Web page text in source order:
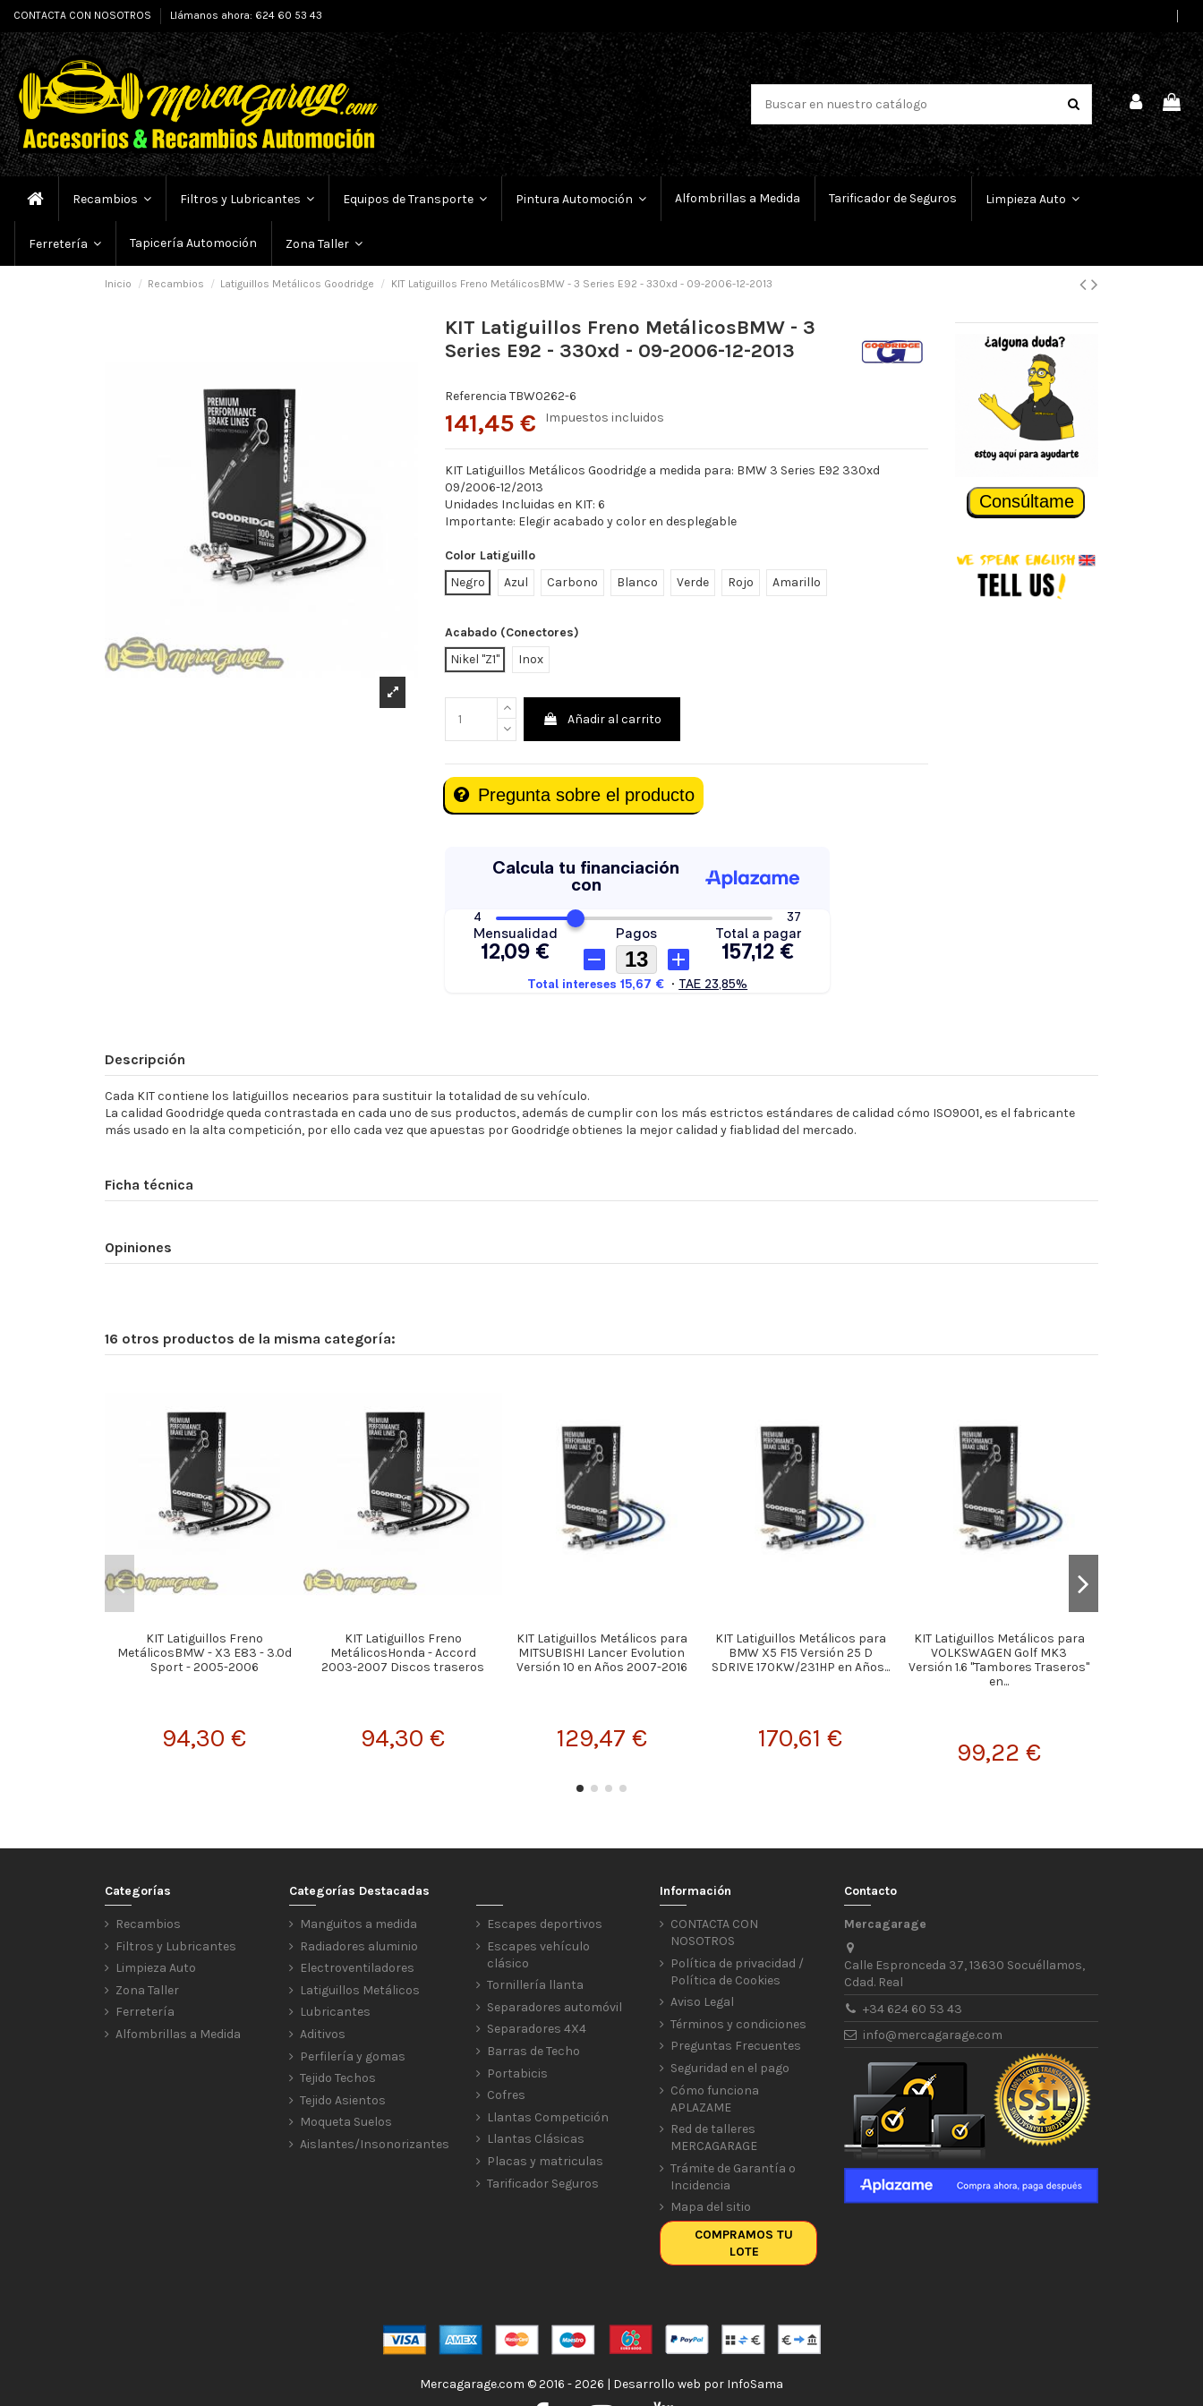
CONTACTA CON NOSOTROS Llámanos ahora: 624 60 53 43
Recambios Filtros y Lubricantes Equipos de Transporte Pintura Automoción Alfombrillas a Medida Tarificador de Seguros Limpieza Auto
Ferretería Tapicería Automoción Zona Taller
Inicio Recambios Latiguillos Metálicos Goodridge KIT Latiguillos Freno MetálicosBMW - 3 Series E92 - 330xd - 09-2006-12-2013
KIT Latiguillos Freno MetálicosBMW - 3
Series E92 - 330xd - 09-2006-12-2013
Referencia TBW0262-6
141,45 € Impuestos incluidos
KIT Latiguillos Metálicos Goodridge a medida para: BMW 3 Series E92 330xd
09/2006-12/2013
Unidades Incluidas en KIT: 6
Importante: Elegir acabado y color en desplegable
Color Latiguillo
Negro
Azul Carbono Blanco Verde Rojo Amarillo
Acabado (Conectores)
Nikel "Z1"
Inox
Añadir al carrito
Pregunta sobre el producto
Consúltame
Descripción
Cada KIT contiene los latiguillos necearios para sustituir la totalidad de su vehículo.
La calidad Goodridge queda contrastada en cada uno de sus productos, además de cumplir con los más estrictos estándares de calidad cómo ISO9001, es el fabricante
más usado en la alta competición, por ello cada vez que apuestas por Goodridge obtienes la mejor calidad y fiablidad del mercado.
Ficha técnica
Opiniones
16 otros productos de la misma categoría:
KIT Latiguillos Freno
MetálicosBMW - X3 E83 - 3.0d
Sport - 2005-2006
94,30 €
KIT Latiguillos Freno
MetálicosHonda - Accord
2003-2007 Discos traseros
94,30 €
KIT Latiguillos Metálicos para
MITSUBISHI Lancer Evolution
Versión 10 en Años 2007-2016
129,47 €
KIT Latiguillos Metálicos para
BMW X5 F15 Versión 25 D
SDRIVE 170KW/231HP en Años...
170,61 €
KIT Latiguillos Metálicos para
VOLKSWAGEN Golf MK3
Versión 1.6 "Tambores Traseros"
en...
99,22 €
Categorías
Recambios
Filtros y Lubricantes
Limpieza Auto
Zona Taller
Ferretería
Alfombrillas a Medida
Categorías Destacadas
Manguitos a medida
Radiadores aluminio
Electroventiladores
Latiguillos Metálicos
Lubricantes
Aditivos
Perfilería y gomas
Tejido Techos
Tejido Asientos
Moqueta Suelos
Aislantes/Insonorizantes
Escapes deportivos
Escapes vehículo
clásico
Tornillería llanta
Separadores automóvil
Separadores 4X4
Barras de Techo
Portabicis
Cofres
Llantas Competición
Llantas Clásicas
Placas y matriculas
Tarificador Seguros
Información
CONTACTA CON
NOSOTROS
Política de privacidad /
Política de Cookies
Aviso Legal
Términos y condiciones
Preguntas Frecuentes
Seguridad en el pago
Cómo funciona
APLAZAME
Red de talleres
MERCAGARAGE
Trámite de Garantía o
Incidencia
Mapa del sitio
COMPRAMOS TU
LOTE
Contacto
Mercagarage
Calle Espronceda 37, 13630 Socuéllamos,
Cdad. Real
+34 624 60 53 43
info@mercagarage.com
Mercagarage.com © 2016 - 2026 | Desarrollo web por InfoSama